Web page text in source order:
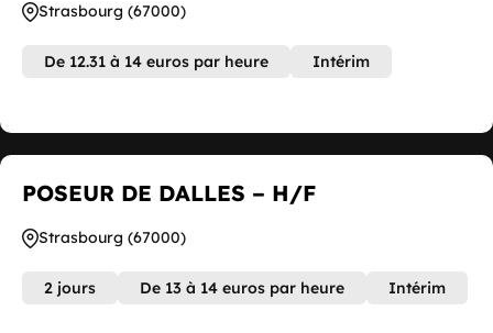
Strasbourg (67000)
De 12.31 à 14 euros par heure Intérim
POSEUR DE DALLES – H/F
Strasbourg (67000)
2 jours De 13 à 14 euros par heure Intérim